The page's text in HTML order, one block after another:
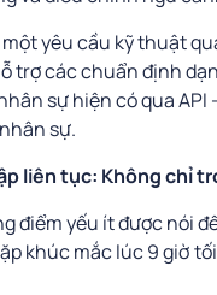
yêu cầu kỹ thuật
trợ các chuẩn định
sự hiện có qua
sự.
liên tục: Không chỉ
điểm yếu ít được nói
khúc mắc lúc 9 giờ